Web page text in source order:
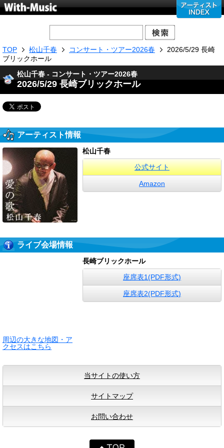
TOP 松山千春 コンサート・ツアー2026春
2026/5/29 長崎
ブリックホール
松山千春 - コンサート・ツアー2026春
2026/5/29 長崎ブリックホール
アーティスト情報
松山千春
公式サイト
Amazon
ライブ会場情報
周辺の大きな地図・ア
クセスはこちら
長崎ブリックホール
座席表1(PDF形式)
座席表2(PDF形式)
当サイトの使い方
サイトマップ
お問い合わせ